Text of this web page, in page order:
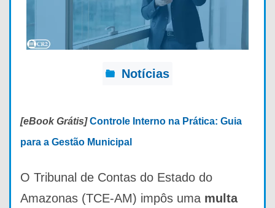
Notícias
[eBook Grátis]Controle Interno na Prática: Guia
para a Gestão Municipal
O Tribunal de Contas do Estado do
Amazonas (TCE-AM) impôs uma multa